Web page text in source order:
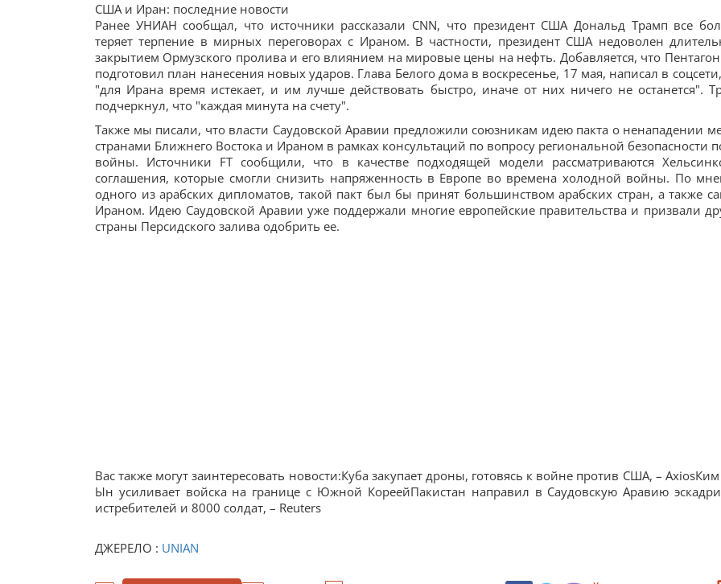
США и Иран: последние новости
Ранее УНИАН сообщал, что источники рассказали CNN, что президент США Дональд Трамп все
теряет терпение в мирных переговорах с Ираном. В частности, президент США недоволен
закрытием Ормузского пролива и его влиянием на мировые цены на нефть. Добавляется, что
подготовил план нанесения новых ударов. Глава Белого дома в воскресенье, 17 мая, написал в
"для Ирана время истекает, и им лучше действовать быстро, иначе от них ничего не останется".
подчеркнул, что "каждая минута на счету".
Также мы писали, что власти Саудовской Аравии предложили союзникам идею пакта о ненападении
странами Ближнего Востока и Ираном в рамках консультаций по вопросу региональной безопасности
войны. Источники FT сообщили, что в качестве подходящей модели рассматриваются
соглашения, которые смогли снизить напряженность в Европе во времена холодной войны. По
одного из арабских дипломатов, такой пакт был бы принят большинством арабских стран, а также
Ираном. Идею Саудовской Аравии уже поддержали многие европейские правительства и призвали
страны Персидского залива одобрить ее.
Вас также могут заинтересовать новости:Куба закупает дроны, готовясь к войне против США, –
Ын усиливает войска на границе с Южной КореейПакистан направил в Саудовскую Аравию
истребителей и 8000 солдат, – Reuters
ДЖЕРЕЛО : UNIAN